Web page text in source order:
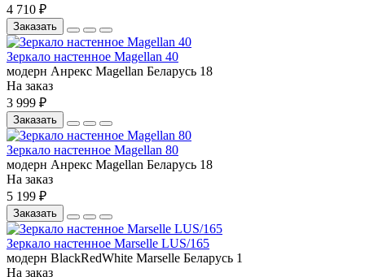
4 710 ₽
Заказать
Зеркало настенное Magellan 40
модерн Анрекс Magellan Беларусь 18
На заказ
3 999 ₽
Заказать
Зеркало настенное Magellan 80
модерн Анрекс Magellan Беларусь 18
На заказ
5 199 ₽
Заказать
Зеркало настенное Marselle LUS/165
модерн BlackRedWhite Marselle Беларусь 1
На заказ